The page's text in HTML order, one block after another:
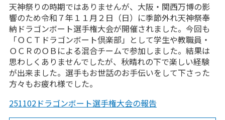
天神祭りの時期ではありませんが、大阪・関西万博の影
響のため令和７年１１月２日（日）に季節外れ天神祭奉
納ドラゴンボート選手権大会が開催されました。今回も
「ＯＣＴドラゴンボート倶楽部」として学生や教職員・
ＯＣＲのＯＢによる混合チームで参加しました。結果は
思わしくありませんでしたが、秋晴れの下で楽しい経験
が出来ました。選手もお世話のお手伝いをして下さった
方々もお疲れ様でした。
251102ドラゴンボート選手権大会の報告